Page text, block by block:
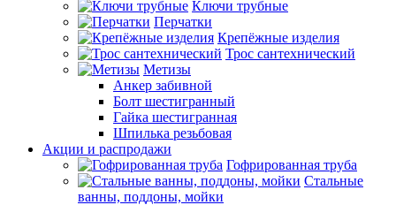
Ключи трубные
Перчатки
Крепёжные изделия
Трос сантехнический
Метизы
Анкер забивной
Болт шестигранный
Гайка шестигранная
Шпилька резьбовая
Акции и распродажи
Гофрированная труба
Стальные
ванны, поддоны, мойки